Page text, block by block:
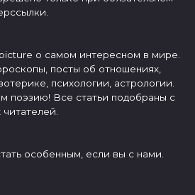
о самом интересном в мире.
посты об отношениях,
психологии, астрологии.
поэзию! Все статьи подобраны с
особенным, если вы с нами.